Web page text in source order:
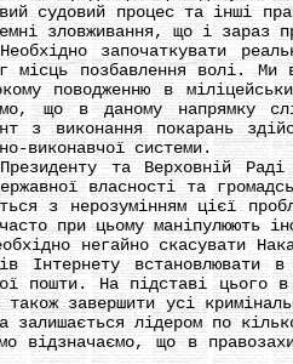
судовий процес та інші
зловживання, що і зараз
започаткувати
місць позбавлення волі. Ми
поводженню в
що в даному напрямку
з виконання покарань
виконавчої системи.
та Верховній Раді
власності та
з нерозумінням цієї
при цьому маніпулюють
негайно скасувати
Інтернету
пошти. На підставі цього
завершити усі
залишається лідером по
що в